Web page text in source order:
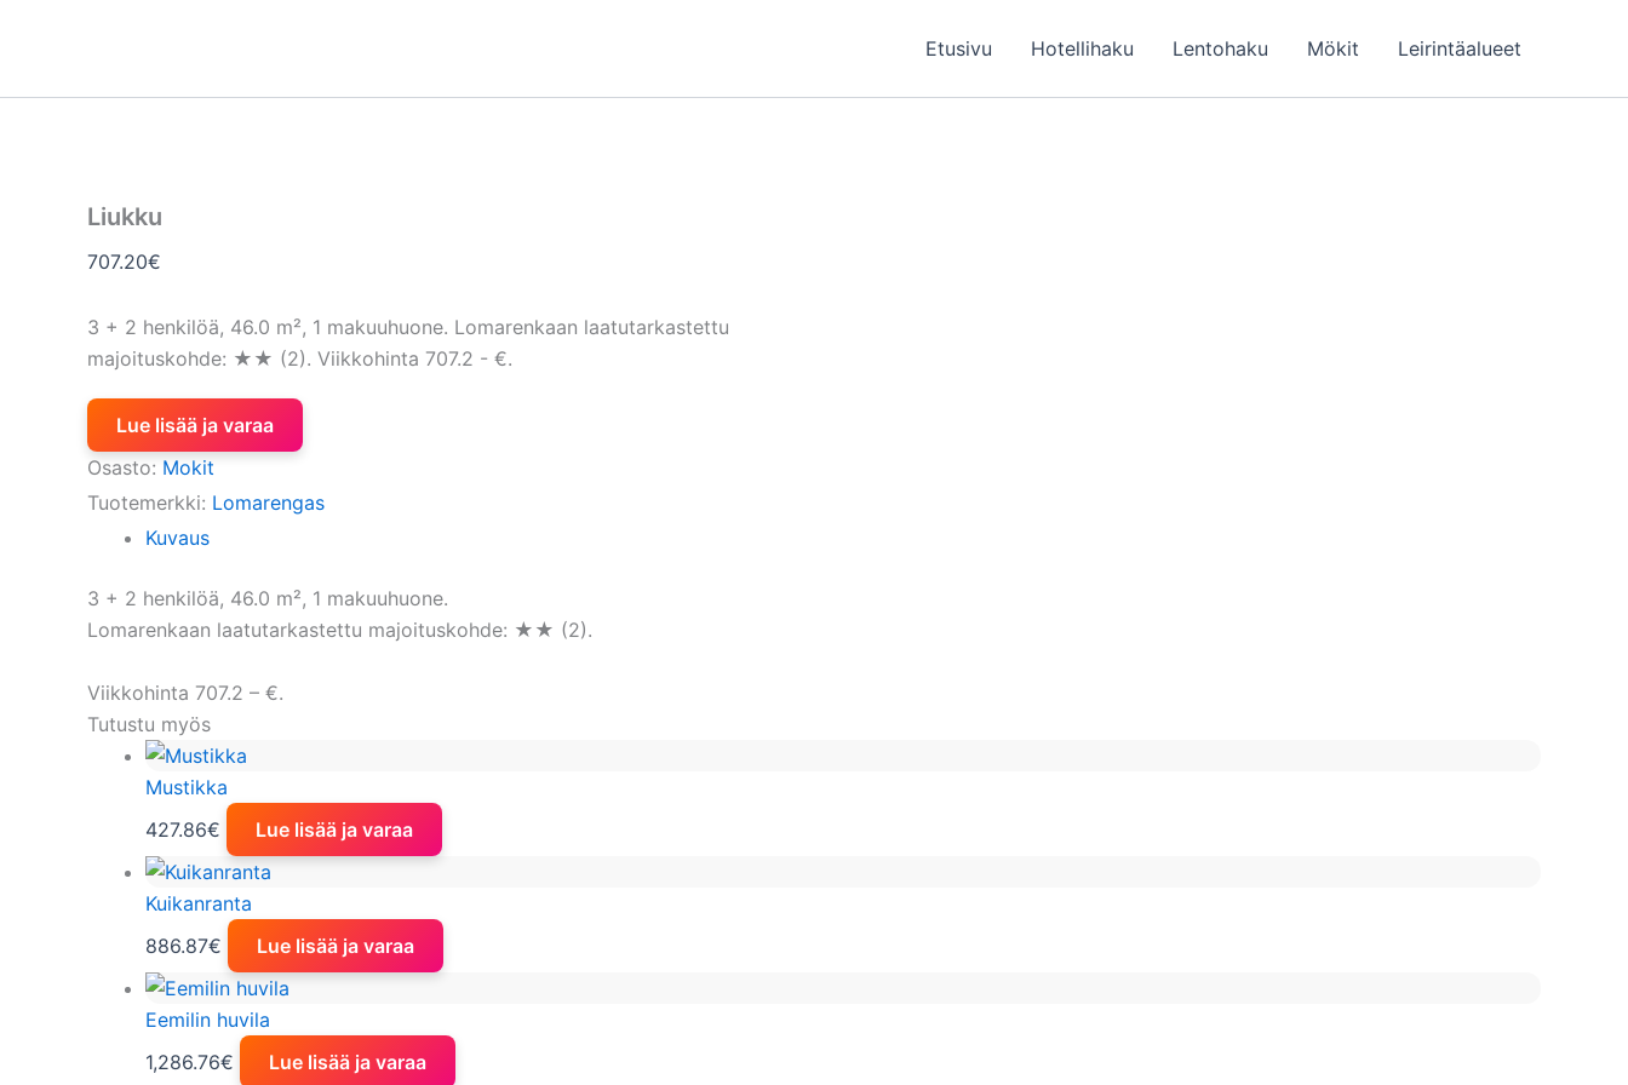
Etusivu Hotellihaku Lentohaku Mökit Leirintäalueet
Liukku
707.20€
3 + 2 henkilöä, 46.0 m², 1 makuuhuone. Lomarenkaan laatutarkastettu
majoituskohde: ★★ (2). Viikkohinta 707.2 - €.
Lue lisää ja varaa
Osasto: Mokit
Tuotemerkki: Lomarengas
Kuvaus
3 + 2 henkilöä, 46.0 m², 1 makuuhuone.
Lomarenkaan laatutarkastettu majoituskohde: ★★ (2).
Viikkohinta 707.2 – €.
Tutustu myös
Mustikka
427.86€ Lue lisää ja varaa
Kuikanranta
886.87€ Lue lisää ja varaa
Eemilin huvila
1,286.76€ Lue lisää ja varaa